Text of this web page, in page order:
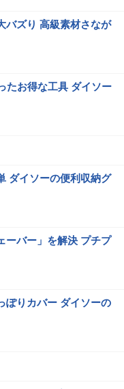
バズり 高級素材さなが
たお得な工具 ダイソー
ダイソーの便利収納グ
ーバー」を解決 プチプ
ぽりカバー ダイソーの